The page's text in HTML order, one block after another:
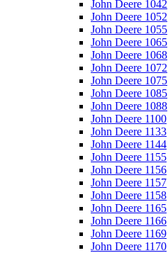
John Deere 1042
John Deere 1052
John Deere 1055
John Deere 1065
John Deere 1068
John Deere 1072
John Deere 1075
John Deere 1085
John Deere 1088
John Deere 1100
John Deere 1133
John Deere 1144
John Deere 1155
John Deere 1156
John Deere 1157
John Deere 1158
John Deere 1165
John Deere 1166
John Deere 1169
John Deere 1170